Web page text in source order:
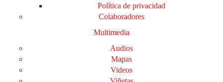
Política de privacidad
Colaboradores
Multimedia
Audios
Mapas
Videos